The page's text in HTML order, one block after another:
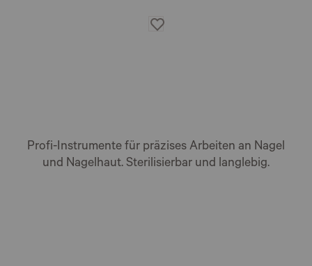
Auf
die
Profi-Instrumente für präzises Arbeiten an Nagel
und Nagelhaut. Sterilisierbar und langlebig.